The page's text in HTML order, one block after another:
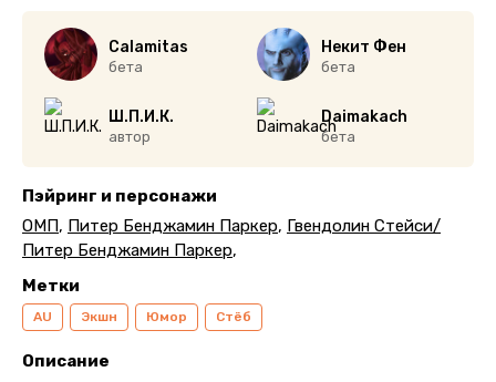
Calamitas
бета
Некит Фен
бета
Ш.П.И.К.
автор
Daimakach
бета
Пэйринг и персонажи
ОМП, Питер Бенджамин Паркер, Гвендолин Стейси/
Питер Бенджамин Паркер,
Метки
AU Экшн Юмор Стёб
Описание